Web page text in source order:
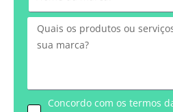
Concordo com os termos